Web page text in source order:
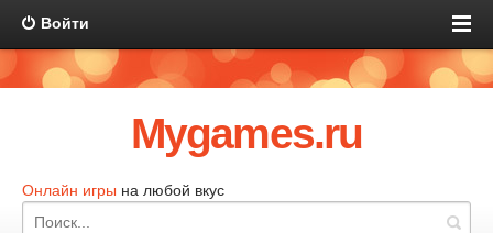
Войти
Mygames.ru
Онлайн игры на любой вкус